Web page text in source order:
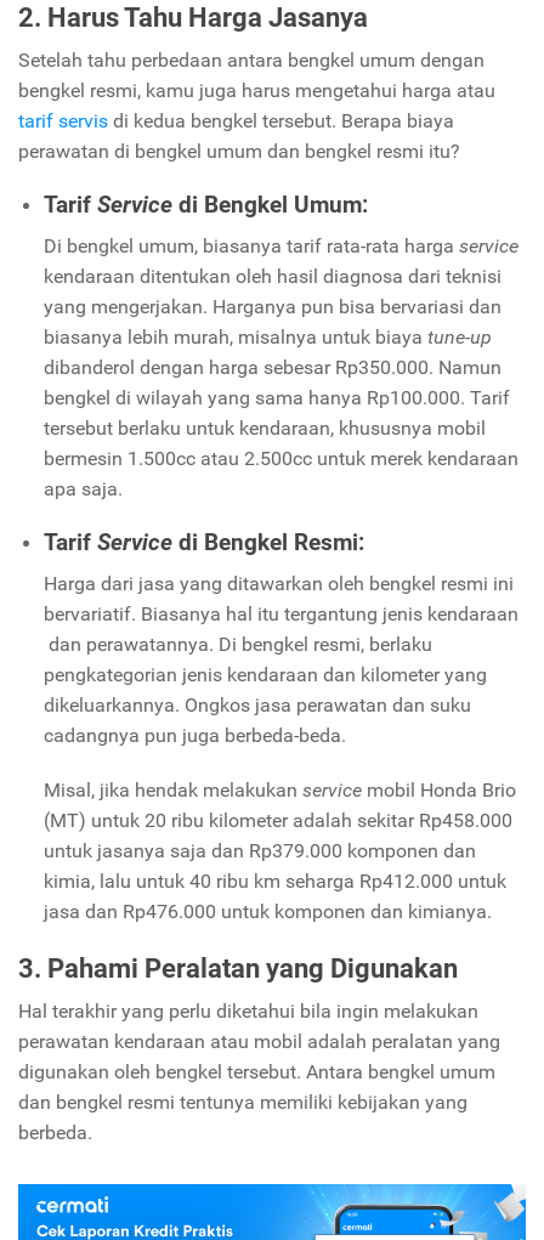
2. Harus Tahu Harga Jasanya
Setelah tahu perbedaan antara bengkel umum dengan
bengkel resmi, kamu juga harus mengetahui harga atau
tarif servis di kedua bengkel tersebut. Berapa biaya
perawatan di bengkel umum dan bengkel resmi itu?
TarifServicedi Bengkel Umum:
Di bengkel umum, biasanya tarif rata-rata harga service
kendaraan ditentukan oleh hasil diagnosa dari teknisi
yang mengerjakan. Harganya pun bisa bervariasi dan
biasanya lebih murah, misalnya untuk biaya tune-up
dibanderol dengan harga sebesar Rp350.000. Namun
bengkel di wilayah yang sama hanya Rp100.000. Tarif
tersebut berlaku untuk kendaraan, khususnya mobil
bermesin 1.500cc atau 2.500cc untuk merek kendaraan
apa saja.
Tarif Servicedi Bengkel Resmi:
Harga dari jasa yang ditawarkan oleh bengkel resmi ini
bervariatif. Biasanya hal itu tergantung jenis kendaraan
dan perawatannya. Di bengkel resmi, berlaku
pengkategorian jenis kendaraan dan kilometer yang
dikeluarkannya. Ongkos jasa perawatan dan suku
cadangnya pun juga berbeda-beda.
Misal, jika hendak melakukan servicemobil Honda Brio
(MT) untuk 20 ribu kilometer adalah sekitar Rp458.000
untuk jasanya saja dan Rp379.000 komponen dan
kimia, lalu untuk 40 ribu km seharga Rp412.000 untuk
jasa dan Rp476.000 untuk komponen dan kimianya.
3. Pahami Peralatan yang Digunakan
Hal terakhir yang perlu diketahui bila ingin melakukan
perawatan kendaraan atau mobil adalah peralatan yang
digunakan oleh bengkel tersebut. Antara bengkel umum
dan bengkel resmi tentunya memiliki kebijakan yang
berbeda.